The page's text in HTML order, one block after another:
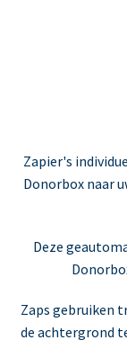
Zapier's
Donorbox naar
Deze
Zaps gebruiken
de achtergrond